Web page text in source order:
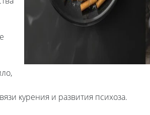
курения и развития психоза.